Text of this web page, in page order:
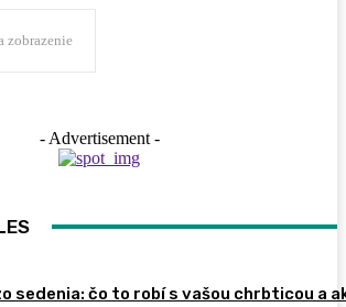
zobrazenie
- Advertisement -
sedenia: čo to robí s vašou chrbticou a